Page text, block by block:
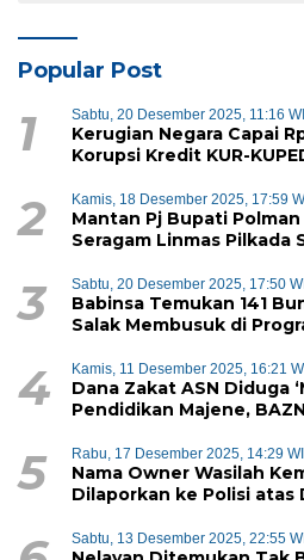
Popular Post
1 Sabtu, 20 Desember 2025, 11:16
Kerugian Negara Capai
Korupsi Kredit KUR-
2 Kamis, 18 Desember 2025, 17:59
Mantan Pj Bupati
Seragam Linmas Pilkada
3 Sabtu, 20 Desember 2025, 17:50
Babinsa Temukan 141
Salak Membusuk di
4 Kamis, 11 Desember 2025, 16:21
Dana Zakat ASN Diduga
Pendidikan Majene,
5 Rabu, 17 Desember 2025, 14:29
Nama Owner Wasilah
Dilaporkan ke Polisi atas
Sabtu, 13 Desember 2025, 22:55